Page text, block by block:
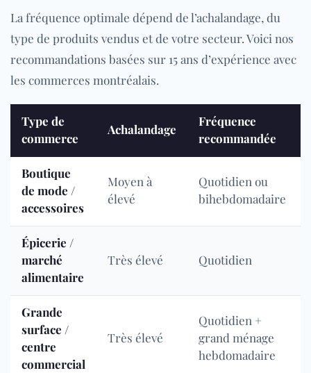
La fréquence optimale dépend de l’achalandage, du
type de produits vendus et de votre secteur. Voici nos
recommandations basées sur 15 ans d’expérience avec
les commerces montréalais.
Type de
commerce
Achalandage
Fréquence
recommandée
Boutique
de mode /
accessoires
Moyen à
élevé
Quotidien ou
bihebdomadaire
Épicerie /
marché
alimentaire
Très élevé Quotidien
Grande
surface /
centre
commercial
Très élevé
Quotidien +
grand ménage
hebdomadaire